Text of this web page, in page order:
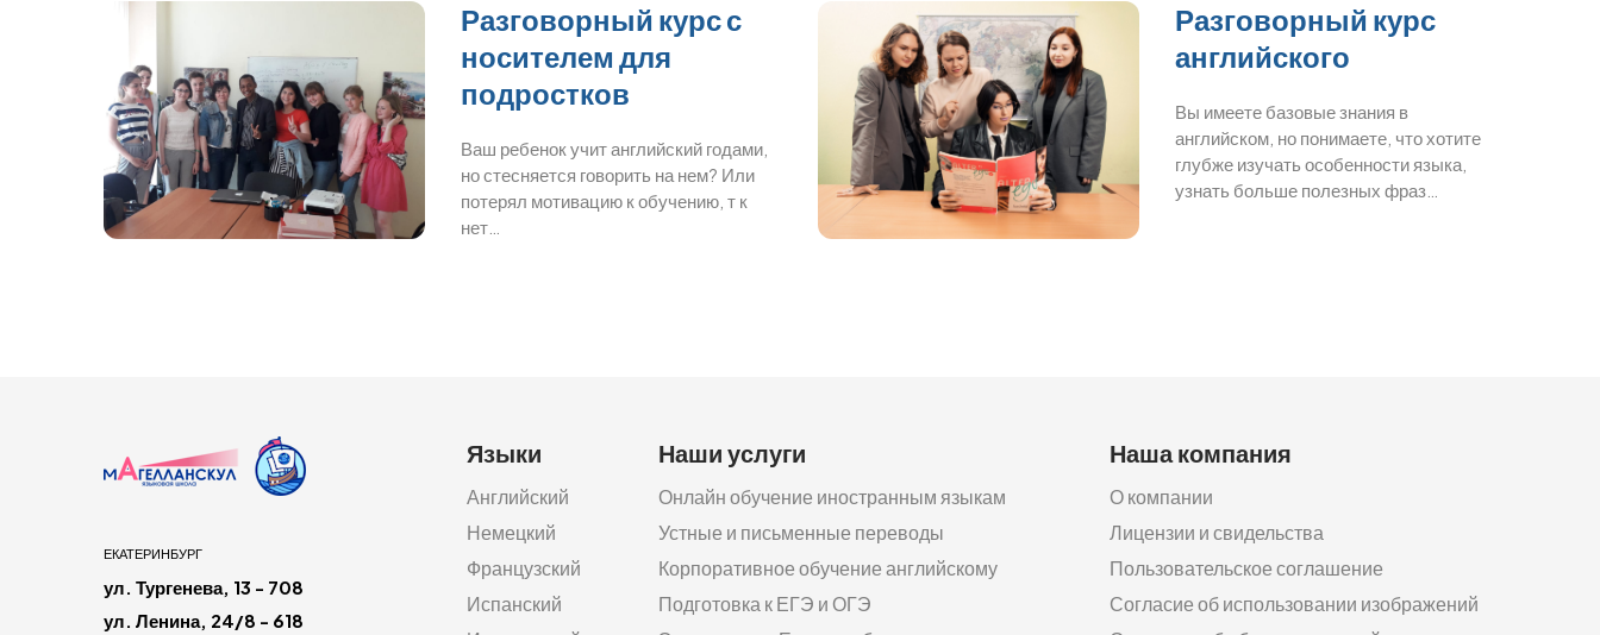
Разговорный курс с
носителем для
подростков
Ваш ребенок учит английский годами,
но стесняется говорить на нем? Или
потерял мотивацию к обучению, т к
нет…
Разговорный курс
английского
Вы имеете базовые знания в
английском, но понимаете, что хотите
глубже изучать особенности языка,
узнать больше полезных фраз…
ЕКАТЕРИНБУРГ
ул. Тургенева, 13 - 708
ул. Ленина, 24/8 - 618
Языки
Английский
Немецкий
Французский
Испанский
Наши услуги
Онлайн обучение иностранным языкам
Устные и письменные переводы
Корпоративное обучение английскому
Подготовка к ЕГЭ и ОГЭ
Наша компания
О компании
Лицензии и свидельства
Пользовательское соглашение
Согласие об использовании изображений